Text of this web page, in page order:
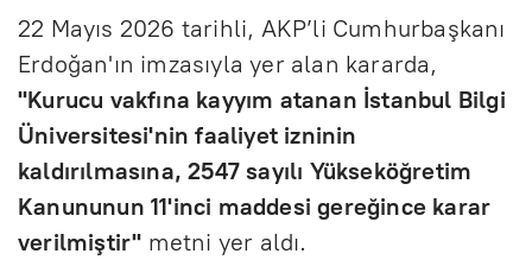
22 Mayıs 2026 tarihli, AKP’li Cumhurbaşkanı
Erdoğan'ın imzasıyla yer alan kararda,
"Kurucu vakfına kayyım atanan İstanbul Bilgi
Üniversitesi'nin faaliyet izninin
kaldırılmasına, 2547 sayılı Yükseköğretim
Kanununun 11'inci maddesi gereğince karar
verilmiştir" metni yer aldı.